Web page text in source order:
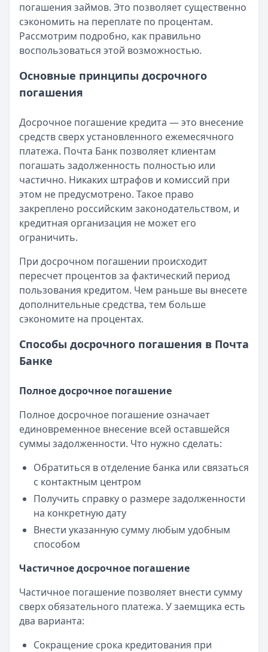
погашения займов. Это позволяет существенно
сэкономить на переплате по процентам.
Рассмотрим подробно, как правильно
воспользоваться этой возможностью.
Основные принципы досрочного
погашения
Досрочное погашение кредита — это внесение
средств сверх установленного ежемесячного
платежа. Почта Банк позволяет клиентам
погашать задолженность полностью или
частично. Никаких штрафов и комиссий при
этом не предусмотрено. Такое право
закреплено российским законодательством, и
кредитная организация не может его
ограничить.
При досрочном погашении происходит
пересчет процентов за фактический период
пользования кредитом. Чем раньше вы внесете
дополнительные средства, тем больше
сэкономите на процентах.
Способы досрочного погашения в Почта
Банке
Полное досрочное погашение
Полное досрочное погашение означает
единовременное внесение всей оставшейся
суммы задолженности. Что нужно сделать:
Обратиться в отделение банка или связаться
с контактным центром
Получить справку о размере задолженности
на конкретную дату
Внести указанную сумму любым удобным
способом
Частичное досрочное погашение
Частичное погашение позволяет внести сумму
сверх обязательного платежа. У заемщика есть
два варианта:
Сокращение срока кредитования при